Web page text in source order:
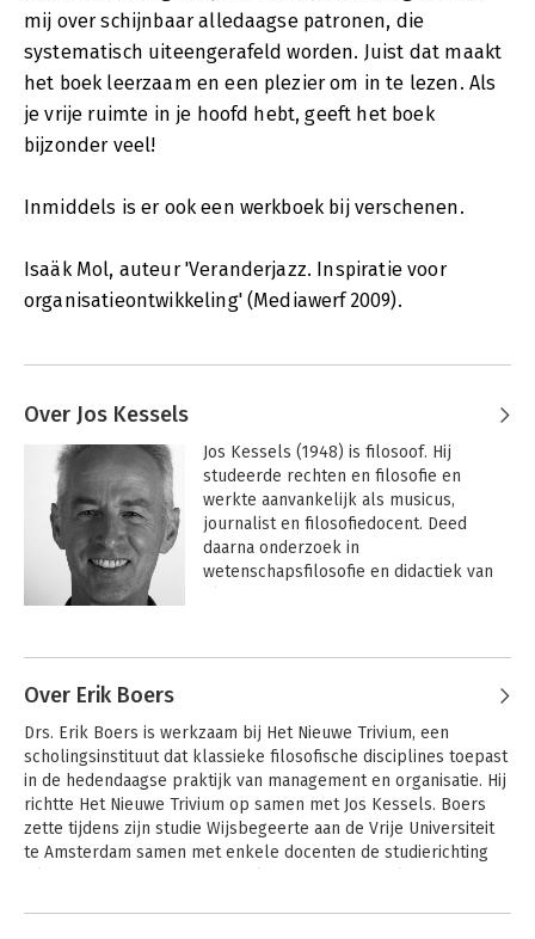
mij over schijnbaar alledaagse patronen, die
systematisch uiteengerafeld worden. Juist dat maakt
het boek leerzaam en een plezier om in te lezen. Als
je vrije ruimte in je hoofd hebt, geeft het boek
bijzonder veel!
Inmiddels is er ook een werkboek bij verschenen.
Isaäk Mol, auteur 'Veranderjazz. Inspiratie voor
organisatieontwikkeling' (Mediawerf 2009).
Over Jos Kessels
Jos Kessels (1948) is filosoof. Hij
studeerde rechten en filosofie en
werkte aanvankelijk als musicus,
journalist en filosofiedocent. Deed
daarna onderzoek in
wetenschapsfilosofie en didactiek van
Sinds 25 jaar leidt Jos Kessels
gesprekken en trainingen met
managers en bestuurders in
verschillende sectoren van de
samenleving: gezondheidszorg,
Over Erik Boers
Drs. Erik Boers is werkzaam bij Het Nieuwe Trivium, een
scholingsinstituut dat klassieke filosofische disciplines toepast
in de hedendaagse praktijk van management en organisatie. Hij
richtte Het Nieuwe Trivium op samen met Jos Kessels. Boers
zette tijdens zijn studie Wijsbegeerte aan de Vrije Universiteit
te Amsterdam samen met enkele docenten de studierichting